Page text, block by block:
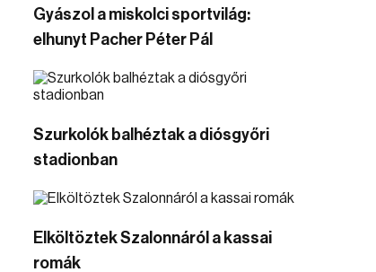
Gyászol a miskolci sportvilág:
elhunyt Pacher Péter Pál
Szurkolók balhéztak a diósgyőri
stadionban
Elköltöztek Szalonnáról a kassai
romák